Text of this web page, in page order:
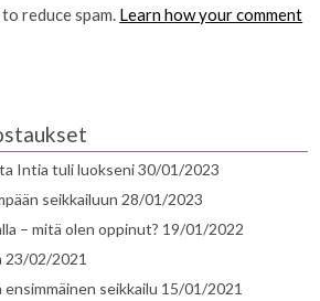
reduce spam. Learn how your comment
Intia tuli luokseni30/01/2023
seikkailuun 28/01/2023
– mitä olen oppinut? 19/01/2022
23/02/2021
ensimmäinen seikkailu 15/01/2021